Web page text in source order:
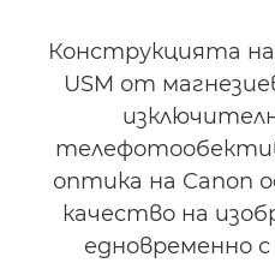
Конструкцията на
USM от
оптика на Canon
качество на
едновременно